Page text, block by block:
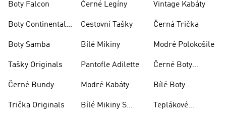
Boty Falcon
Boty Continental
Boty Samba
Tašky Originals
Černé Bundy
Trička Originals
Černé Legíny
Cestovní Tašky
Bílé Mikiny
Pantofle Adilette
Modré Kabáty
Bílé Mikiny S
Vintage Kabáty
Černá Trička
Modré Polokošile
Černé Boty
Bílé Boty
Teplákové